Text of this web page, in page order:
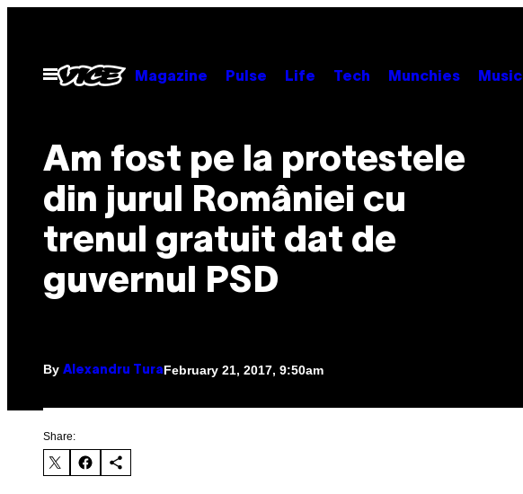
contentOpen
Menu
Magazine Pulse Life Tech Munchies Music
Am fost pe la protestele
din jurul României cu
trenul gratuit dat de
guvernul PSD
By Alexandru TuraFebruary 21, 2017, 9:50am
Share: